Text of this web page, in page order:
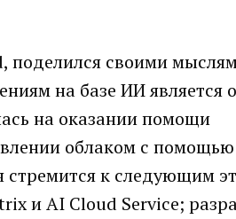
поделился своими
на базе ИИ является
на оказании помощи
облаком с
стремится к следующим
и AI Cloud Service;